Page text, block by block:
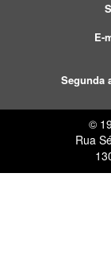
E-
Segunda
©
Rua